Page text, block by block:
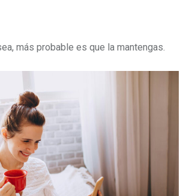
más probable es que la mantengas.